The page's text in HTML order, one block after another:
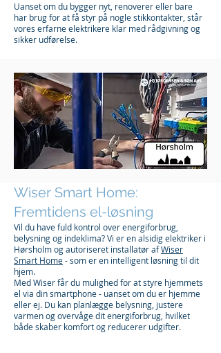
Uanset om du bygger nyt, renoverer eller bare
har brug for at få styr på nogle stikkontakter, står
vores erfarne elektrikere klar med rådgivning og
sikker udførelse.
Wiser Smart Home:
Fremtidens el-løsning
Vil du have fuld kontrol over energiforbrug,
belysning og indeklima? Vi er en alsidig elektriker i
Hørsholm og autoriseret installatør afWiser
Smart Home- som er en intelligent løsning til dit
hjem.
Med Wiser får du mulighed for at styre hjemmets
el via din smartphone - uanset om du er hjemme
eller ej. Du kan planlægge belysning, justere
varmen og overvåge dit energiforbrug, hvilket
både skaber komfort og reducerer udgifter.